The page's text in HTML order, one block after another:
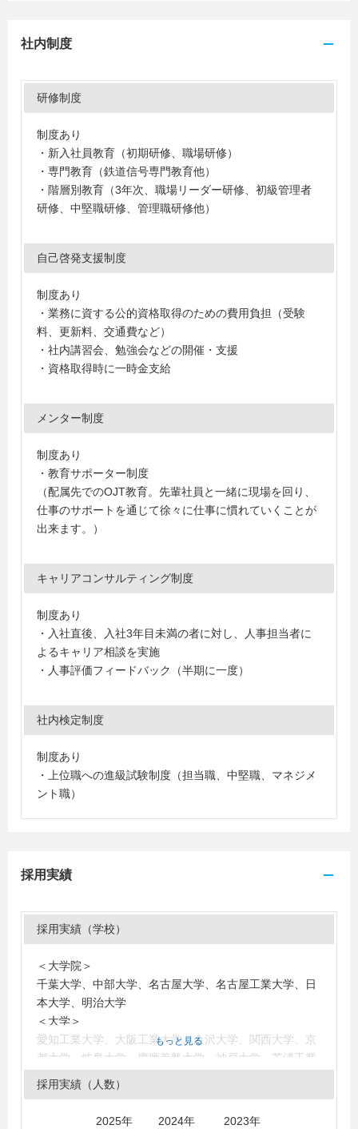
社内制度
研修制度
制度あり
・新入社員教育（初期研修、職場研修）
・専門教育（鉄道信号専門教育他）
・階層別教育（3年次、職場リーダー研修、初級管理者
研修、中堅職研修、管理職研修他）
自己啓発支援制度
制度あり
・業務に資する公的資格取得のための費用負担（受験
料、更新料、交通費など）
・社内講習会、勉強会などの開催・支援
・資格取得時に一時金支給
メンター制度
制度あり
・教育サポーター制度
（配属先でのOJT教育。先輩社員と一緒に現場を回り、
仕事のサポートを通じて徐々に仕事に慣れていくことが
出来ます。）
キャリアコンサルティング制度
制度あり
・入社直後、入社3年目未満の者に対し、人事担当者に
よるキャリア相談を実施
・人事評価フィードバック（半期に一度）
社内検定制度
制度あり
・上位職への進級試験制度（担当職、中堅職、マネジメ
ント職）
採用実績
採用実績（学校）
＜大学院＞
千葉大学、中部大学、名古屋大学、名古屋工業大学、日
本大学、明治大学
＜大学＞
愛知工業大学、大阪工業大学、金沢大学、関西大学、京
都大学、岐阜大学、慶應義塾大学、神戸大学、芝浦工業
大学、上智大学、玉川大学、大同大学、中京大学、中部
大学、電気通信大学、東京工業大学、富山大学、名古屋
もっと見る
採用実績（人数）
2025年 2024年 2023年